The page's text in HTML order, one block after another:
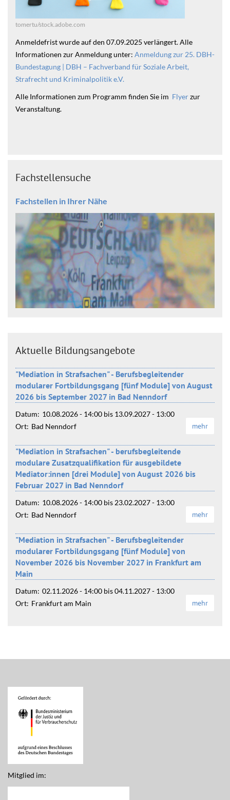
tomertu/stock.adobe.com
Anmeldefrist wurde auf den 07.09.2025 verlängert. Alle
Informationen zur Anmeldung unter: Anmeldung zur 25. DBH-
Bundestagung | DBH – Fachverband für Soziale Arbeit,
Strafrecht und Kriminalpolitik e.V.
Alle Informationen zum Programm finden Sie im Flyerzur
Veranstaltung.
Fachstellensuche
Fachstellen in Ihrer Nähe
Aktuelle Bildungsangebote
"Mediation in Strafsachen" - Berufsbegleitender
modularer Fortbildungsgang [fünf Module] von August
2026 bis September 2027 in Bad Nenndorf
Datum: 10.08.2026 - 14:00 bis 13.09.2027 - 13:00
Ort: Bad Nenndorf mehr
"Mediation in Strafsachen" - berufsbegleitende
modulare Zusatzqualifikation für ausgebildete
Mediator:innen [drei Module] von August 2026 bis
Februar 2027 in Bad Nenndorf
Datum: 10.08.2026 - 14:00 bis 23.02.2027 - 13:00
Ort: Bad Nenndorf mehr
"Mediation in Strafsachen" - Berufsbegleitender
modularer Fortbildungsgang [fünf Module] von
November 2026 bis November 2027 in Frankfurt am
Main
Datum: 02.11.2026 - 14:00 bis04.11.2027 - 13:00
Ort: Frankfurt am Main mehr
Mitglied im: